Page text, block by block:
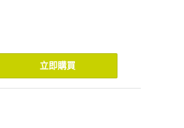
立即購買